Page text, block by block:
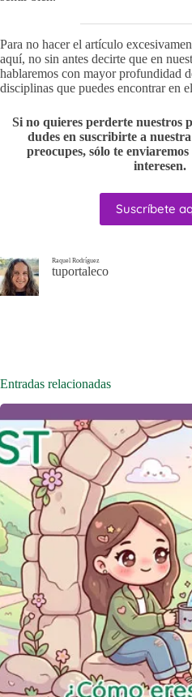
Para no hacer el artículo
aquí, no sin antes decirte que en
hablaremos con mayor profundidad
disciplinas que puedes encontrar en
Si no quieres perderte nuestros
dudes en suscribirte a
preocupes, sólo te
interesen.
Suscríbete
Raquel Rodríguez
tuportaleco
Entradas relacionadas